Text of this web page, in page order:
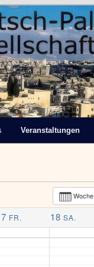
Veranstaltungen
Woche
FR. 18 SA.